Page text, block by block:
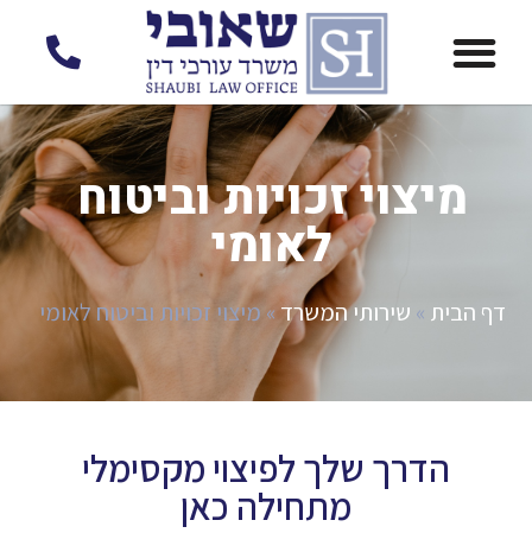
מיצוי זכויות וביטוח
לאומי
דף הבית » שירותי המשרד» מיצוי זכויות וביטוח לאומי
הדרך שלך לפיצוי מקסימלי
מתחילה כאן